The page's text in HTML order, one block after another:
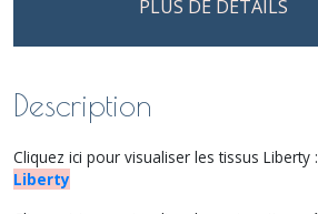
PLUS DE DÉTAILS
Description
Cliquez ici pour visualiser les tissus Liberty :
Liberty